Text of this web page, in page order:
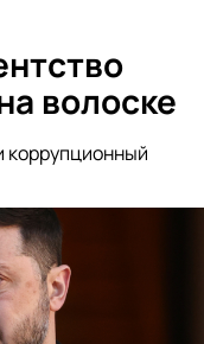
волоске
коррупционный